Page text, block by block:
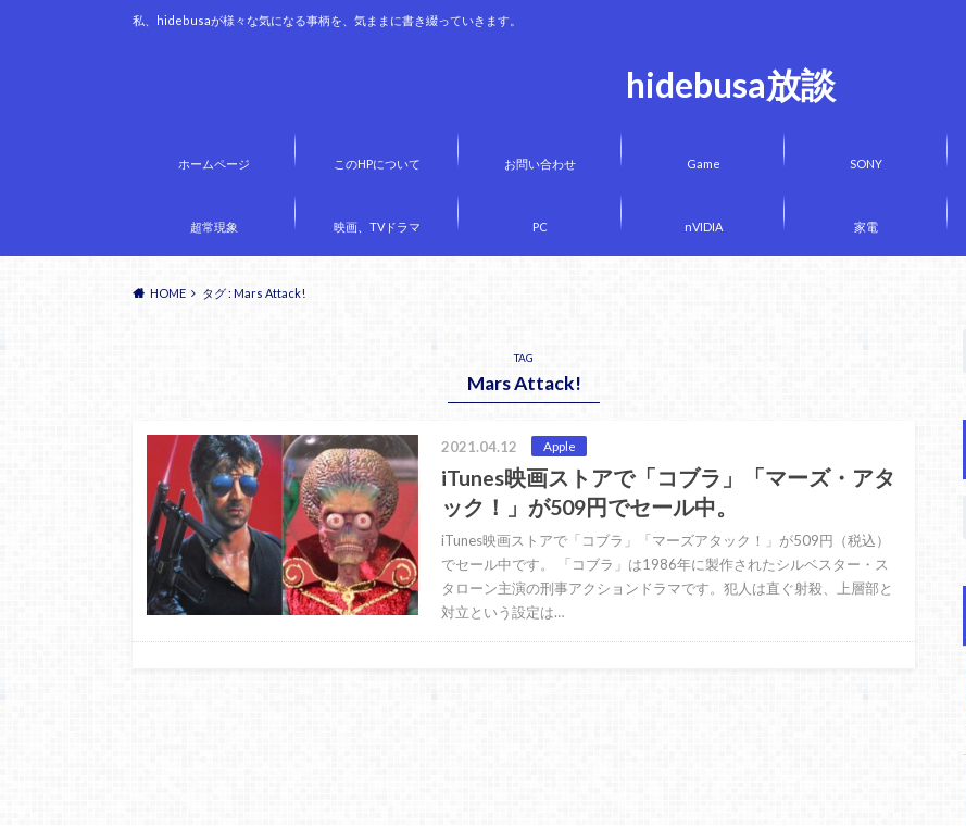
hidebusa放談
私、hidebusaが様々な気になる事柄を、気ままに書き綴っていきます。
ホームページ このHPについて お問い合わせ Game SONY
超常現象 映画、TVドラマ PC nVIDIA 家電
HOME タグ : Mars Attack!
TAG
Mars Attack!
2021.04.12 Apple
iTunes映画ストアで「コブラ」「マーズ・アタ
ック！」が509円でセール中。
iTunes映画ストアで「コブラ」「マーズアタック！」が509円（税込）
でセール中です。 「コブラ」は1986年に製作されたシルベスター・ス
タローン主演の刑事アクションドラマです。犯人は直ぐ射殺、上層部と
対立という設定は…